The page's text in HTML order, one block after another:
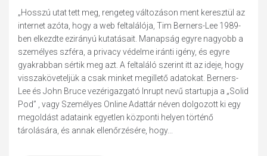
„Hosszú utat tett meg, rengeteg változáson ment keresztül az
internet azóta, hogy a web feltalálója, Tim Berners-Lee 1989-
ben elkezdte ezirányú kutatásait. Manapság egyre nagyobb a
személyes szféra, a privacy védelme iránti igény, és egyre
gyakrabban sértik meg azt. A feltaláló szerint itt az ideje, hogy
visszaköveteljük a csak minket megillető adatokat. Berners-
Lee és John Bruce vezérigazgató Inrupt nevű startupja a „Solid
Pod” , vagy Személyes Online Adattár néven dolgozott ki egy
megoldást adataink egyetlen központi helyen történő
tárolására, és annak ellenőrzésére, hogy...